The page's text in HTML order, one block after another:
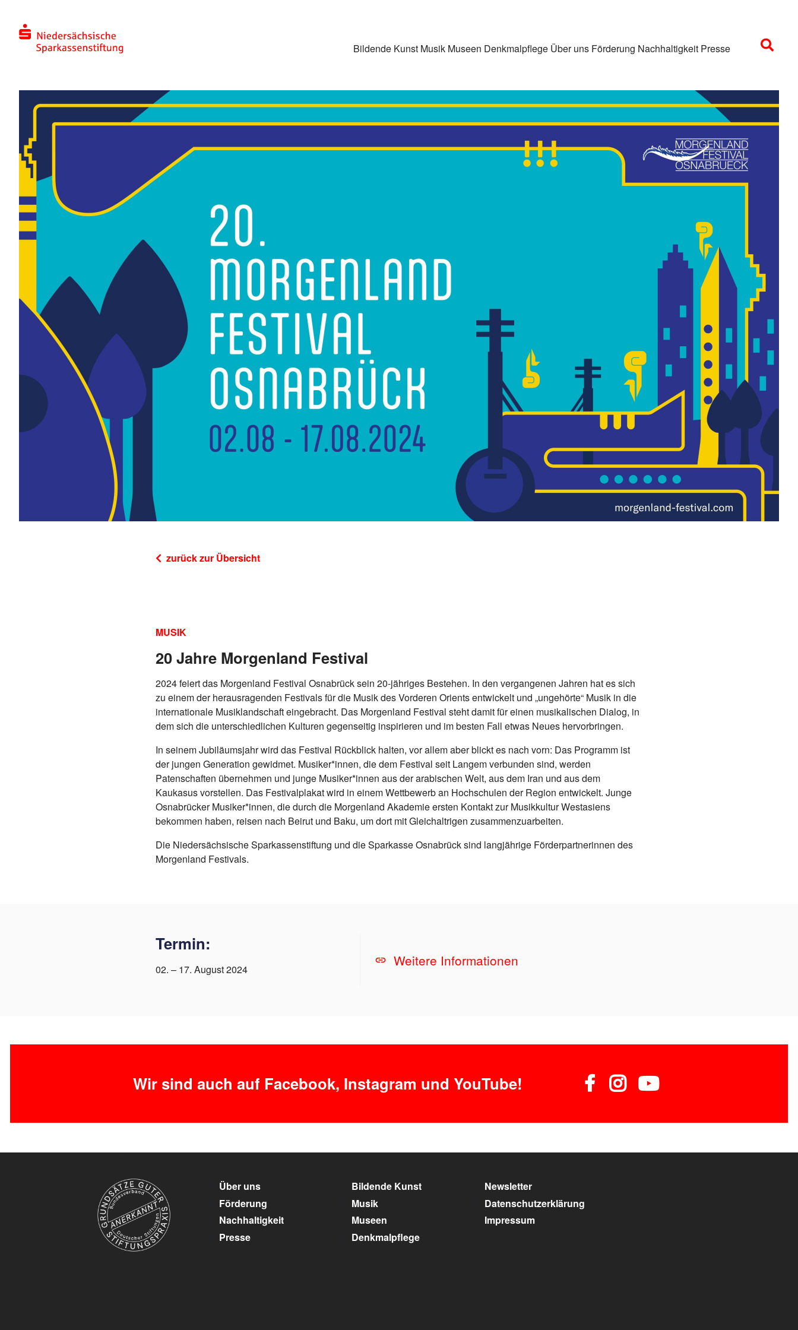
Bildende Kunst Musik Museen Denkmalpflege Über uns Förderung Nachhaltigkeit Presse
zurück zur Übersicht
MUSIK
20 Jahre Morgenland Festival
2024 feiert das Morgenland Festival Osnabrück sein 20-jähriges Bestehen. In den vergangenen Jahren hat es sich
zu einem der herausragenden Festivals für die Musik des Vorderen Orients entwickelt und „ungehörte“ Musik in die
internationale Musiklandschaft eingebracht. Das Morgenland Festival steht damit für einen musikalischen Dialog, in
dem sich die unterschiedlichen Kulturen gegenseitig inspirieren und im besten Fall etwas Neues hervorbringen.
In seinem Jubiläumsjahr wird das Festival Rückblick halten, vor allem aber blickt es nach vorn: Das Programm ist
der jungen Generation gewidmet. Musiker*innen, die dem Festival seit Langem verbunden sind, werden
Patenschaften übernehmen und junge Musiker*innen aus der arabischen Welt, aus dem Iran und aus dem
Kaukasus vorstellen. Das Festivalplakat wird in einem Wettbewerb an Hochschulen der Region entwickelt. Junge
Osnabrücker Musiker*innen, die durch die Morgenland Akademie ersten Kontakt zur Musikkultur Westasiens
bekommen haben, reisen nach Beirut und Baku, um dort mit Gleichaltrigen zusammenzuarbeiten.
Die Niedersächsische Sparkassenstiftung und die Sparkasse Osnabrück sind langjährige Förderpartnerinnen des
Morgenland Festivals.
Termin:
02. – 17. August 2024
Weitere Informationen
Wir sind auch auf Facebook, Instagram und YouTube!
Über uns
Förderung
Nachhaltigkeit
Presse
Bildende Kunst
Musik
Museen
Denkmalpflege
Newsletter
Datenschutzerklärung
Impressum